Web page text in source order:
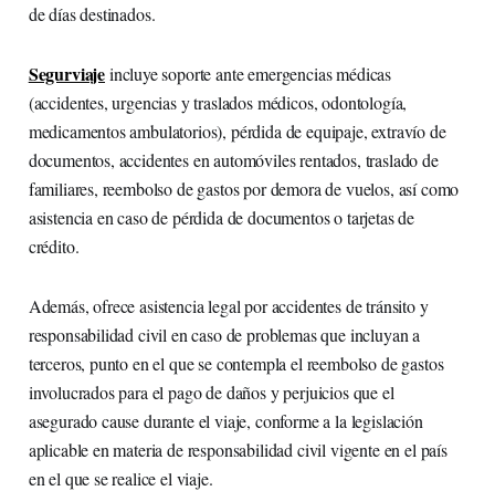
de días destinados.
Segurviajeincluye soporte ante emergencias médicas
(accidentes, urgencias y traslados médicos, odontología,
medicamentos ambulatorios), pérdida de equipaje, extravío de
documentos, accidentes en automóviles rentados, traslado de
familiares, reembolso de gastos por demora de vuelos, así como
asistencia en caso de pérdida de documentos o tarjetas de
crédito.
Además, ofrece asistencia legal por accidentes de tránsito y
responsabilidad civil en caso de problemas que incluyan a
terceros, punto en el que se contempla el reembolso de gastos
involucrados para el pago de daños y perjuicios que el
asegurado cause durante el viaje, conforme a la legislación
aplicable en materia de responsabilidad civil vigente en el país
en el que se realice el viaje.